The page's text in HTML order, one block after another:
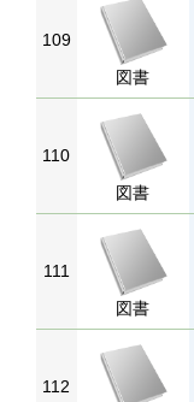
109
図書
110
図書
111
図書
112